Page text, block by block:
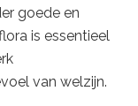
goede en
is essentieel
van welzijn.